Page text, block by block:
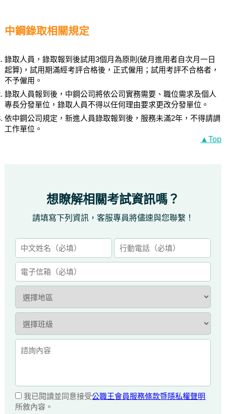
中鋼錄取相關規定
錄取人員，錄取報到後試用3個月為原則(破月進用者自次月一日
起算)，試用期滿經考評合格後，正式僱用；試用考評不合格者，
不予僱用。
錄取人員報到後，中鋼公司將依公司實務需要、職位需求及個人
專長分發單位，錄取人員不得以任何理由要求更改分發單位。
依中鋼公司規定，新進人員錄取報到後，服務未滿2年，不得請調
工作單位。
▲Top
想瞭解相關考試資訊嗎？
請填寫下列資訊，客服專員將儘速與您聯繫！
我已閱讀並同意接受公職王會員服務條款暨隱私權聲明
所敘內容。